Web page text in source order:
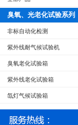
臭氧、光老化试验系列
非标自动化检测
紫外线耐气候试验机
臭氧老化试验箱
紫外线老化试验箱
氙灯气候试验箱